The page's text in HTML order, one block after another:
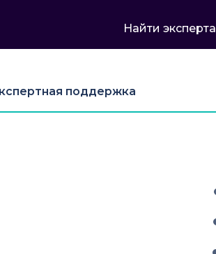
Найти эксперта
поддержка